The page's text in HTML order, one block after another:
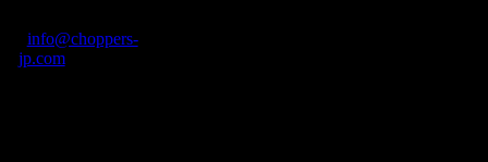
テ
ゴ
info@choppers-
jp.com